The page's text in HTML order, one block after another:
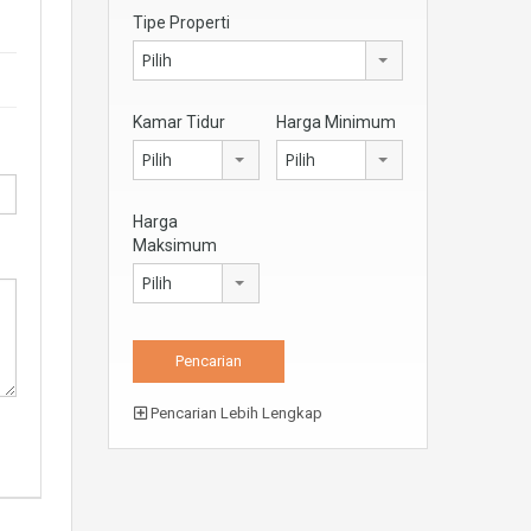
Tipe Properti
Pilih
Kamar Tidur
Pilih
Harga Minimum
Pilih
Harga
Maksimum
Pilih
Pencarian Lebih Lengkap